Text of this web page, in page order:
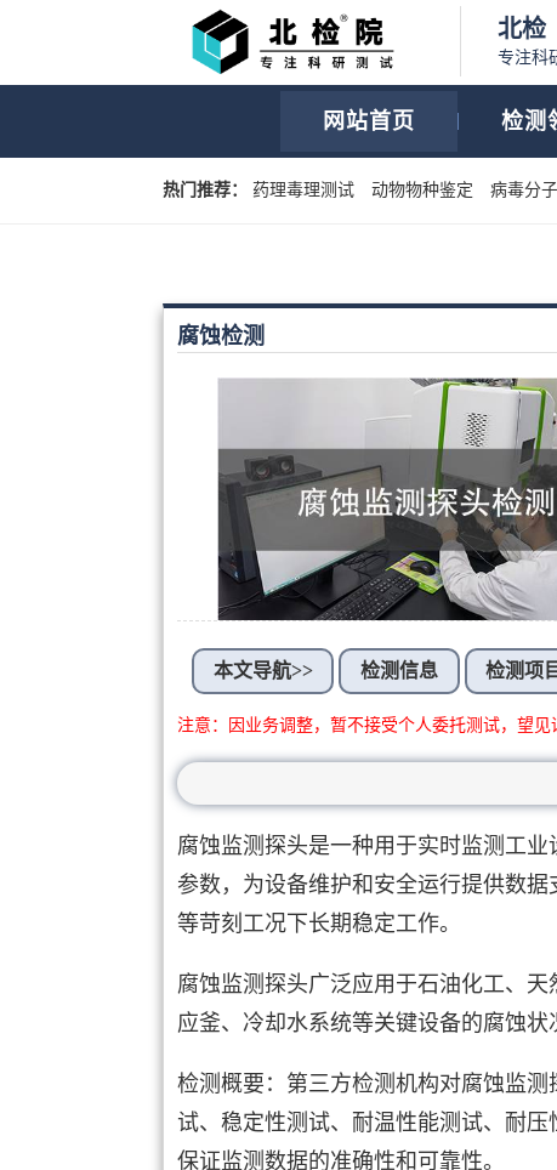
北检
专注科
网站首页 检测
热门推荐： 药理毒理测试 动物物种鉴定 病毒分
腐蚀检测
本文导航>> 检测信息 检测项
注意：因业务调整，暂不接受个人委托测试，望见
腐蚀监测探头是一种用于实时监测工
参数，为设备维护和安全运行提供数
等苛刻工况下长期稳定工作。
腐蚀监测探头广泛应用于石油化工、
应釜、冷却水系统等关键设备的腐蚀
检测概要：第三方检测机构对腐蚀监
试、稳定性测试、耐温性能测试、耐
保证监测数据的准确性和可靠性。